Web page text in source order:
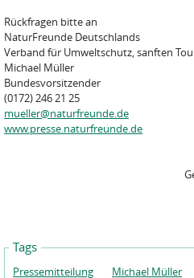
Rückfragen bitte an
NaturFreunde Deutschlands
Verband für Umweltschutz, sanften
Michael Müller
Bundesvorsitzender
(0172) 246 21 25
mueller@naturfreunde.de
www.presse.naturfreunde.de
Tags
Pressemitteilung Michael Müller